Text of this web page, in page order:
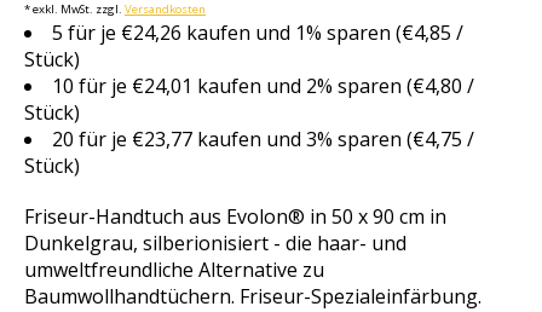
* exkl. MwSt. zzgl. Versandkosten
5 für je €24,26 kaufen und 1% sparen (€4,85 /
Stück)
10 für je €24,01 kaufen und 2% sparen (€4,80 /
Stück)
20 für je €23,77 kaufen und 3% sparen (€4,75 /
Stück)
Friseur-Handtuch aus Evolon® in 50 x 90 cm in
Dunkelgrau, silberionisiert - die haar- und
umweltfreundliche Alternative zu
Baumwollhandtüchern. Friseur-Spezialeinfärbung.